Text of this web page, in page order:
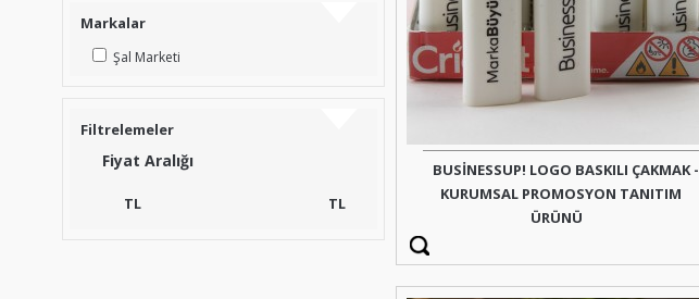
Markalar
Şal Marketi
Filtrelemeler
Fiyat Aralığı
TL TL
BUSİNESSUP! LOGO BASKILI ÇAKMAK -
KURUMSAL PROMOSYON TANITIM
ÜRÜNÜ